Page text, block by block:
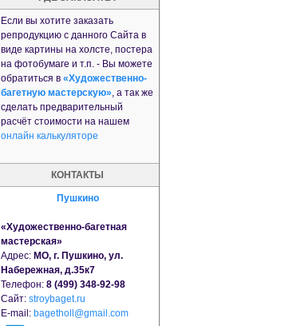
Если вы хотите заказать
репродукцию с данного Сайта в
виде картины на холсте, постера
на фотобумаге и т.п. - Вы можете
обратиться в «Художественно-
багетную мастерскую», а так же
сделать предварительный
расчёт стоимости на нашем
онлайн калькуляторе
КОНТАКТЫ
Пушкино
«Художественно-багетная
мастерская»
Адрес: МО, г. Пушкино, ул.
Набережная, д.35к7
Телефон: 8 (499) 348-92-98
Сайт: stroybaget.ru
Е-mail: bagetholl@gmail.com